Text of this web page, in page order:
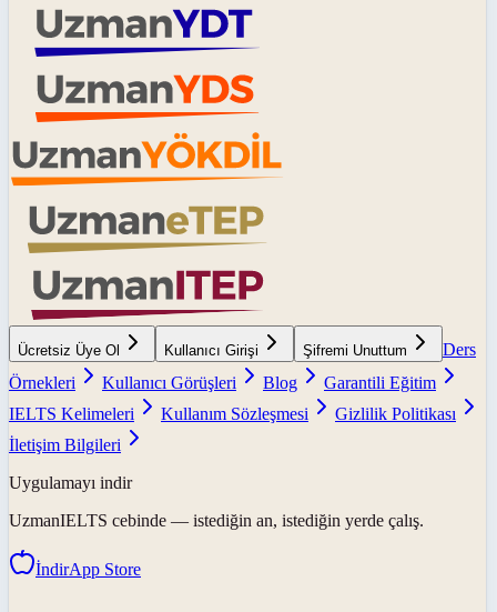
Ücretsiz Üye Ol Kullanıcı Girişi Şifremi Unuttum
Ders
Örnekleri
Kullanıcı Görüşleri Blog
Garantili Eğitim
IELTS Kelimeleri
Kullanım Sözleşmesi
Gizlilik Politikası
İletişim Bilgileri
Uygulamayı indir
UzmanIELTS cebinde — istediğin an, istediğin yerde çalış.
İndirApp Store